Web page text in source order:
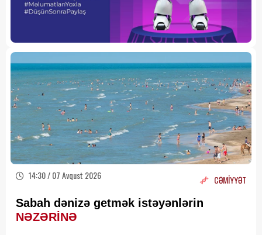
14:30 / 07 Avqust 2026 CƏMİYYƏT
Sabah dənizə getmək istəyənlərin
NƏZƏRİNƏ